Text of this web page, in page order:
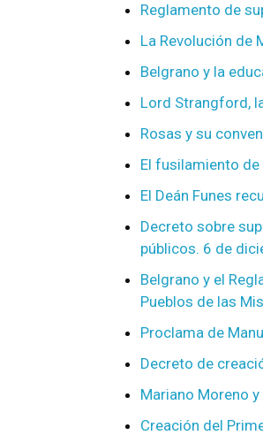
Reglamento de
La Revolución de
Belgrano y la
Lord Strangford,
Rosas y su
El fusilamiento
El Deán Funes
Decreto sobre
públicos. 6 de
Belgrano y el
Pueblos de las
Proclama de
Decreto de
Mariano Moreno y
Creación del